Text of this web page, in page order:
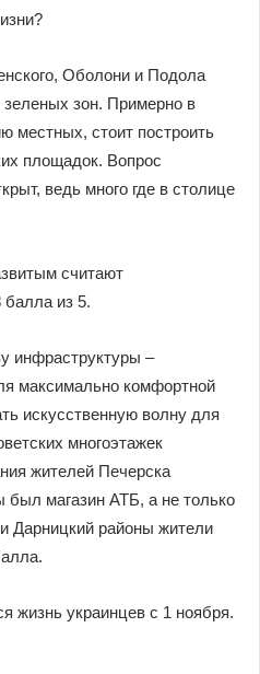
Оболони и Подола
зеленых зон. Примерно в
местных, стоит построить
площадок. Вопрос
ведь много где в столице
считают
балла из 5.
инфраструктуры –
максимально комфортной
искусственную волну для
многоэтажек
жителей Печерска
был магазин АТБ, а не только
Дарницкий районы жители
жизнь украинцев с 1 ноября.